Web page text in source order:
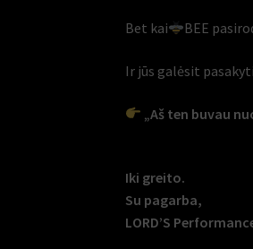
Bet kai BEE
Ir jūs galėsit
„Aš ten buvau
Iki greito.
Su pagarba,
LORD’S